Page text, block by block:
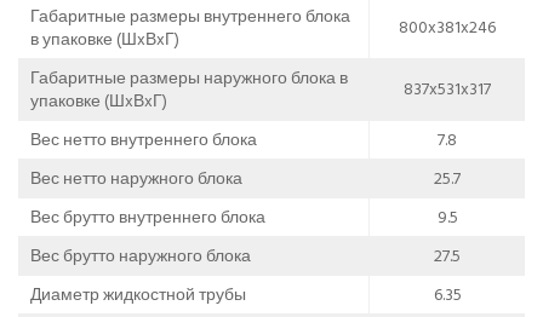
Габаритные размеры внутреннего блока
в упаковке (ШxВxГ)
800x381x246
Габаритные размеры наружного блока в
упаковке (ШxВxГ)
837x531x317
Вес нетто внутреннего блока
7.8
Вес нетто наружного блока
25.7
Вес брутто внутреннего блока
9.5
Вес брутто наружного блока
27.5
Диаметр жидкостной трубы
6.35